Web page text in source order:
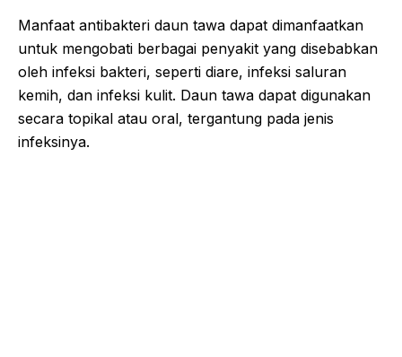
Manfaat antibakteri daun tawa dapat dimanfaatkan
untuk mengobati berbagai penyakit yang disebabkan
oleh infeksi bakteri, seperti diare, infeksi saluran
kemih, dan infeksi kulit. Daun tawa dapat digunakan
secara topikal atau oral, tergantung pada jenis
infeksinya.